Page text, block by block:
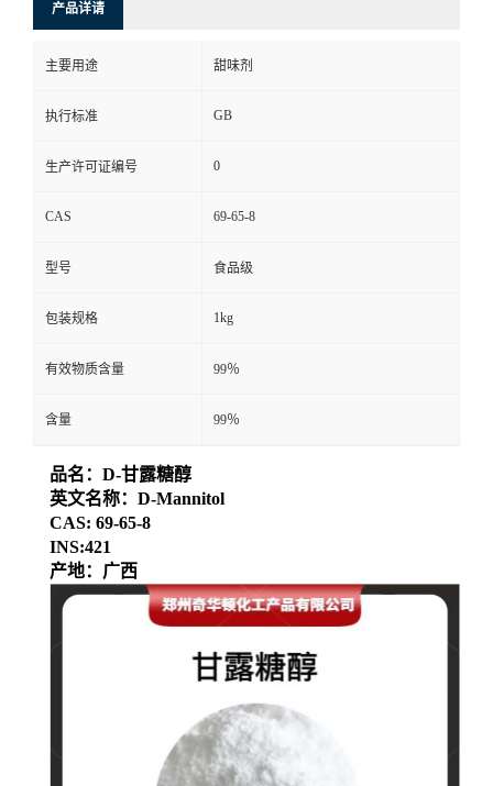
产品详请
主要用途 甜味剂
执行标准 GB
生产许可证编号 0
CAS 69-65-8
型号 食品级
包装规格 1kg
有效物质含量 99％
含量 99％
品名：D-甘露糖醇
英文名称：D-Mannitol
CAS: 69-65-8
INS:421
产地：广西